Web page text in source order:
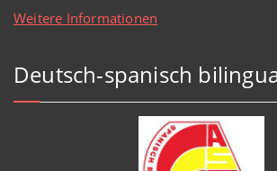
Weitere Informationen
Deutsch-spanisch